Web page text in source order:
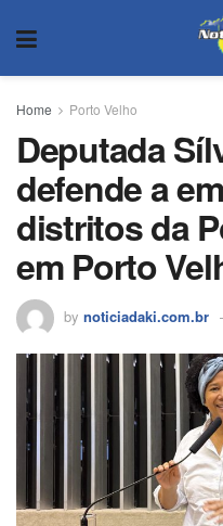
Home Porto Velho
Deputada
defende a
distritos da
em Porto
by noticiadaki.com.br